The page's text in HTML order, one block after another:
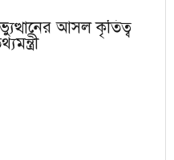
আসল কৃতিত্ব